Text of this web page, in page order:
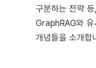
구분하는 전략
GraphRAG와 유
개념들을 소개합